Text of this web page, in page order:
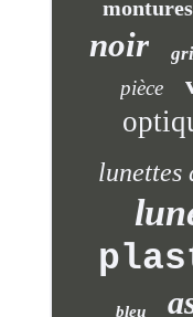
montures
noir
pièce
lunettes
bleu